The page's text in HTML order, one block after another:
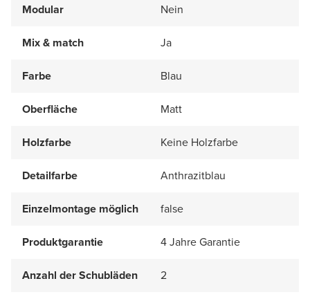
Modular Nein
Mix & match Ja
Farbe Blau
Oberfläche Matt
Holzfarbe Keine Holzfarbe
Detailfarbe Anthrazitblau
Einzelmontage möglich false
Produktgarantie 4 Jahre Garantie
Anzahl der Schubläden 2